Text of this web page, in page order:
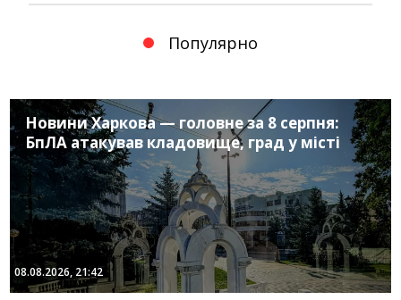
Популярно
Новини Харкова — головне за 8 серпня:
БпЛА атакував кладовище, град у місті
08.08.2026, 21:42